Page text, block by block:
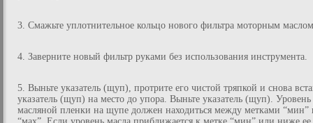
3. Смажьте уплотнительное кольцо нового фильтра моторным
4. Заверните новый фильтр руками без использования инструмента.
5. Выньте указатель (щуп), протрите его чистой тряпкой и снова
указатель (щуп) на место до упора. Выньте указатель (щуп). Уровень
масляной пленки на щупе должен находиться между метками “мин”